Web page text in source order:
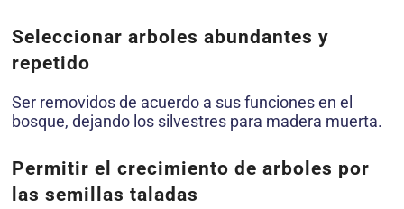
Seleccionar arboles abundantes y
repetido
Ser removidos de acuerdo a sus funciones en el
bosque, dejando los silvestres para madera muerta.
Permitir el crecimiento de arboles por
las semillas taladas